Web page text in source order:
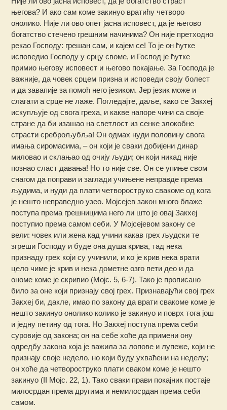
његова? И ако сам коме закинуо вратићу четворо
онолико. Није ли ово опет јасна исповест, да је његово
богатство стечено грешним начинима? Он није претходно
рекао Господу: грешан сам, и кајем се! То је он ћутке
исповедио Господу у срцу своме, и Господ је ћутке
примио његову исповест и његово покајање. За Господа је
важније, да човек срцем призна и исповеди своју болест
и да завапије за помоћ него језиком. Јер језик може и
слагати а срце не лаже. Погледајте, даље, како се Закхеј
искупљује од свога греха, и какве напоре чини са своје
стране да би изашао на светлост из сенке злокобне
страсти среброљубља! Он одмах нуди половину свога
имања сиромасима, – он који је сваки добијени динар
миловао и склањао од очију људи; он који никад није
познао сласт давања! Но то није све. Он се упиње свом
снагом да поправи и заглади учињене неправде према
људима, и нуди да плати четвороструко свакоме од кога
је нешто неправедно узео. Мојсејев закон много блаже
поступа према грешницима него ли што је овај Закхеј
поступио према самом себи. У Мојсејевом закону се
вели: човек или жена кад учини какав грех људски те
згреши Господу и буде она душа крива, тад нека
признаду грех који су учинили, и ко је крив нека врати
цело чиме је крив и нека дометне озго пети део и да
ономе коме је скривио (Мојс. 5, 6-7). Тако је прописано
било за оне који признају свој грех. Признавајући свој грех
Закхеј би, дакле, имао по закону да врати свакоме коме је
нешто закинуо онолико колико је закинуо и поврх тога још
и једну петину од тога. Но Закхеј поступа према себи
суровије од закона; он на себе хоће да примени ону
одредбу закона која је важила за лопове и лупеже, који не
признају своје недело, но који буду ухваћени на неделу;
он хоће да четвороструко плати сваком коме је нешто
закинуо (II Мојс. 22, 1). Тако сваки прави покајник постаје
милосрдан према другима и немилосрдан према себи
самом.